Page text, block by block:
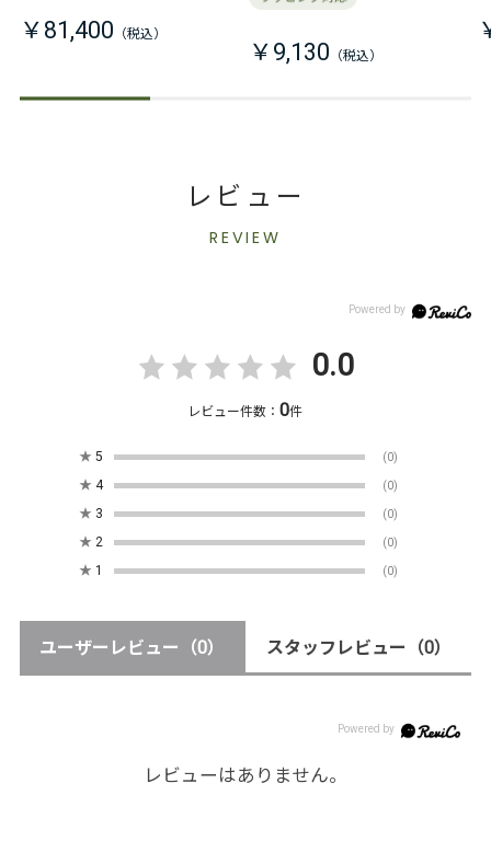
￥81,400
￥9,130
レビュー
REVIEW
0.0
レビュー件数：0件
★ 5 (0)
★ 4 (0)
★ 3 (0)
★ 2 (0)
★ 1 (0)
ユーザーレビュー （0） スタッフレビュー （0）
レビューはありません。